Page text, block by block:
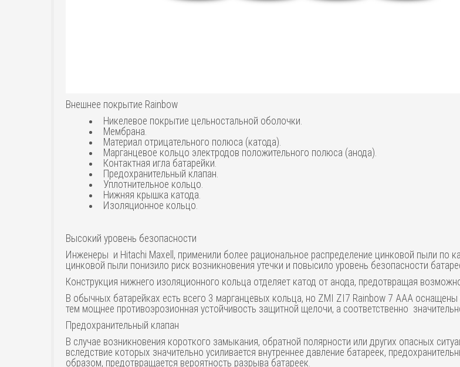
Внешнее покрытие Rainbow
Никелевое покрытие цельностальной оболочки.
Мембрана.
Материал отрицательного полюса (катода).
Марганцевое кольцо электродов положительного полюса (анода).
Контактная игла батарейки.
Предохранительный клапан.
Уплотнительное кольцо.
Нижняя крышка катода.
Изоляционное кольцо.
Высокий уровень безопасности
Инженеры и Hitachi Maxell, применили более рациональное распределение цинковой пыли по
цинковой пыли понизило риск возникновения утечки и повысило уровень безопасности
Конструкция нижнего изоляционного кольца отделяет катод от анода, предотвращая
В обычных батарейках есть всего 3 марганцевых кольца, но ZMI ZI7 Rainbow 7 AAA
тем мощнее противоэрозионная устойчивость защитной щелочи, а соответственно
Предохранительный клапан
В случае возникновения короткого замыкания, обратной полярности или других опасных
вследствие которых значительно усиливается внутреннее давление батареек,
образом, предотвращается вероятность разрыва батареек.